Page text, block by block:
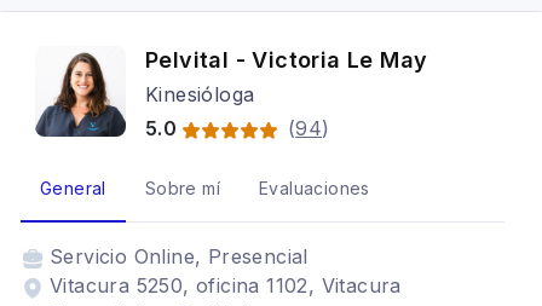
Pelvital - Victoria Le May
Kinesióloga
5.0
(94)
General Sobre mí Evaluaciones
Servicio Online, Presencial
Vitacura 5250, oficina 1102, Vitacura